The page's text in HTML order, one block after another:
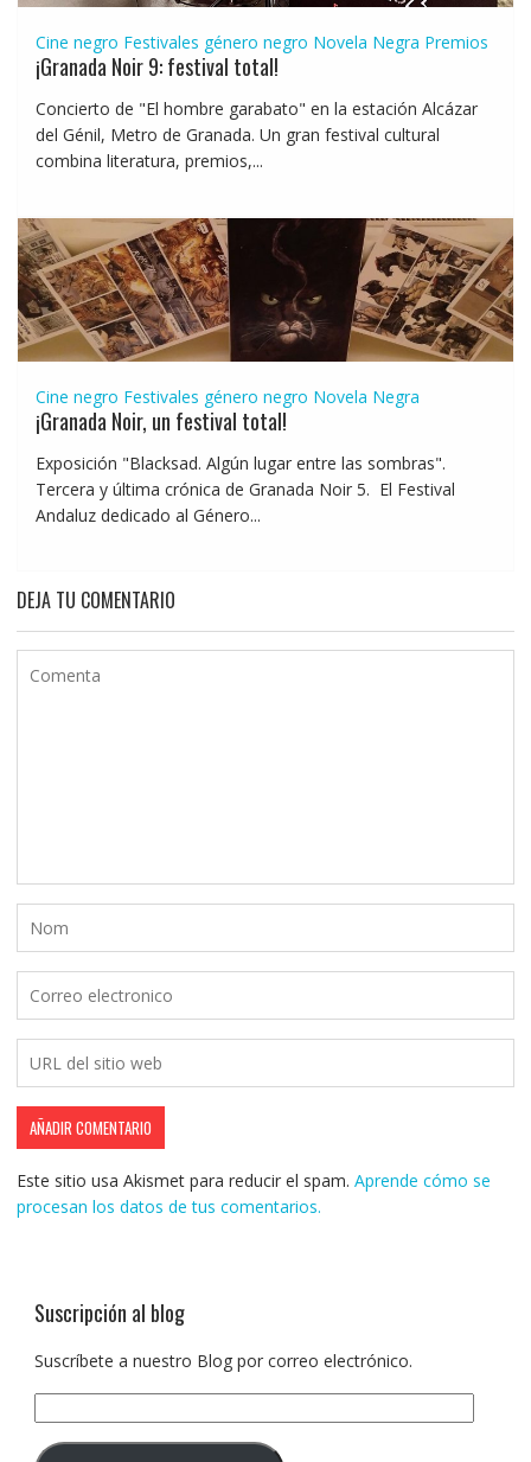
Cine negro Festivales género negro Novela Negra Premios
¡Granada Noir 9: festival total!
Concierto de "El hombre garabato" en la estación Alcázar
del Génil, Metro de Granada. Un gran festival cultural
combina literatura, premios,...
Cine negro Festivales género negro Novela Negra
¡Granada Noir, un festival total!
Exposición "Blacksad. Algún lugar entre las sombras".
Tercera y última crónica de Granada Noir 5. El Festival
Andaluz dedicado al Género...
DEJA TU COMENTARIO
Este sitio usa Akismet para reducir el spam. Aprende cómo se
procesan los datos de tus comentarios.
Suscripción al blog
Suscríbete a nuestro Blog por correo electrónico.
correo